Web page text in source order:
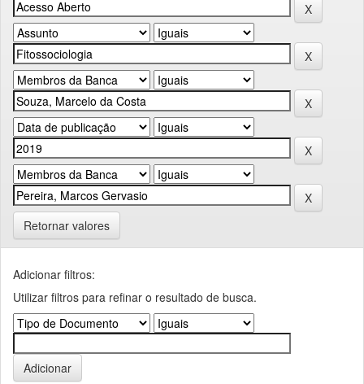
Retornar valores
Adicionar filtros:
Utilizar filtros para refinar o resultado de busca.